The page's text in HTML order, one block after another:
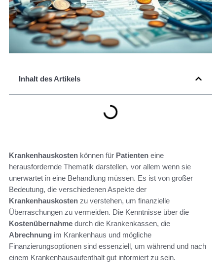
Inhalt des Artikels
Krankenhauskosten können für Patienten eine
herausfordernde Thematik darstellen, vor allem wenn sie
unerwartet in eine Behandlung müssen. Es ist von großer
Bedeutung, die verschiedenen Aspekte der
Krankenhauskosten zu verstehen, um finanzielle
Überraschungen zu vermeiden. Die Kenntnisse über die
Kostenübernahme durch die Krankenkassen, die
Abrechnung im Krankenhaus und mögliche
Finanzierungsoptionen sind essenziell, um während und nach
einem Krankenhausaufenthalt gut informiert zu sein.